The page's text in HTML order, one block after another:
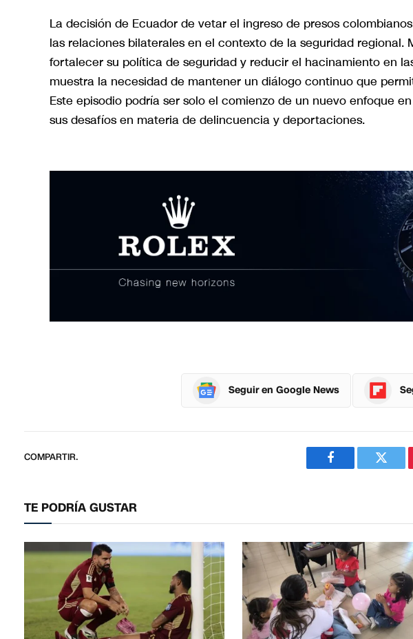
La decisión de Ecuador de vetar el ingreso de presos
las relaciones bilaterales en el contexto de la seguridad
fortalecer su política de seguridad y reducir el hacinamiento en
muestra la necesidad de mantener un diálogo continuo que
Este episodio podría ser solo el comienzo de un nuevo enfoque
sus desafíos en materia de delincuencia y deportaciones.
Seguir en Google News
COMPARTIR.
Facebook
TE PODRÍA GUSTAR